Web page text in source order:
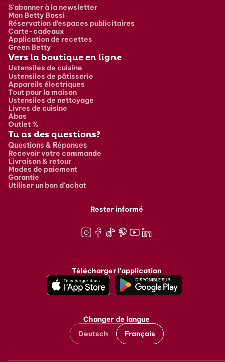
S'abonner à la newsletter
Mon Betty Bossi
Réservation d’espaces publicitaires
Carte-cadeaux
Application de recettes
Green Betty
Vers la boutique en ligne
Ustensiles de cuisine
Ustensiles de pâtisserie
Appareils électriques
Tout pour la maison
Ustensiles de nettoyage
Livres de cuisine
Abos
Outlet %
Tu as des questions?
Questions & Réponses
Recevoir votre commande
Livraison & retour
Modes de paiement
Garantie
Utiliser un bon d'achat
Rester informé
Télécharger l'application
Changer de langue
Deutsch
Français